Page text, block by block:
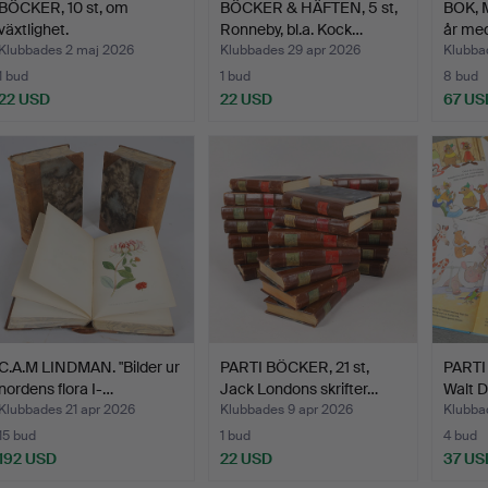
BÖCKER, 10 st, om
Klubbades 2 maj 2026
bud
USD
BÖCKER & HÄFTEN, 5 st,
Ronneby, bl.a. Kock…
Klubbades 29 apr 2026
1 bud
22 USD
BOK,
år
8 bud
67
LINDMAN. "Bilder ur
nordens flora I-…
Klubbades 21 apr 2026
bud
USD
PARTI BÖCKER, 21 st,
Jack Londons skrifter…
Klubbades 9 apr 2026
1 bud
22 USD
Walt
4 bud
37